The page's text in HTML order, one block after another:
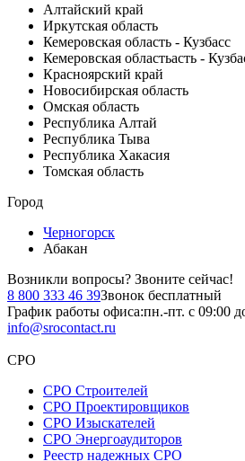
Алтайский край
Иркутская область
Кемеровская область - Кузбасс
Кемеровская областьасть -
Красноярский край
Новосибирская область
Омская область
Республика Алтай
Республика Тыва
Республика Хакасия
Томская область
Город
Черногорск
Абакан
Возникли вопросы? Звоните сейчас!
8 800 333 46 39Звонок бесплатный
График работы офиса:пн.-пт. с 09:00
info@srocontact.ru
СРО
СРО Строителей
СРО Проектировщиков
СРО Изыскателей
СРО Энергоаудиторов
Реестр надежных СРО